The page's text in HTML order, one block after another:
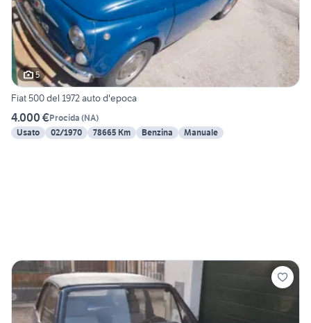
5
Fiat 500 del 1972 auto d'epoca
4.000 €Procida (NA)
Usato
02/1970 78665 Km Benzina Manuale